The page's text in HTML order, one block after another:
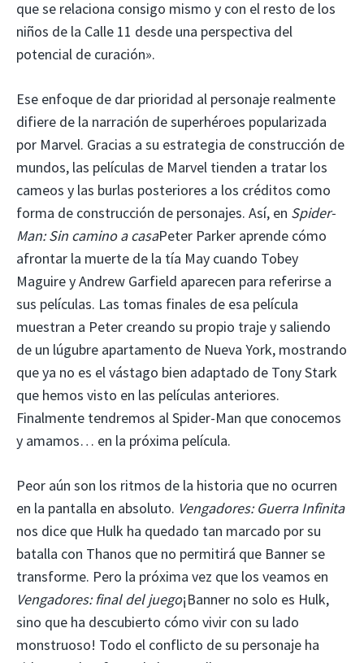
que se relaciona consigo mismo y con el resto de los
niños de la Calle 11 desde una perspectiva del
potencial de curación».
Ese enfoque de dar prioridad al personaje realmente
difiere de la narración de superhéroes popularizada
por Marvel. Gracias a su estrategia de construcción de
mundos, las películas de Marvel tienden a tratar los
cameos y las burlas posteriores a los créditos como
forma de construcción de personajes. Así, en Spider-
Man: Sin camino a casaPeter Parker aprende cómo
afrontar la muerte de la tía May cuando Tobey
Maguire y Andrew Garfield aparecen para referirse a
sus películas. Las tomas finales de esa película
muestran a Peter creando su propio traje y saliendo
de un lúgubre apartamento de Nueva York, mostrando
que ya no es el vástago bien adaptado de Tony Stark
que hemos visto en las películas anteriores.
Finalmente tendremos al Spider-Man que conocemos
y amamos… en la próxima película.
Peor aún son los ritmos de la historia que no ocurren
en la pantalla en absoluto. Vengadores: Guerra Infinita
nos dice que Hulk ha quedado tan marcado por su
batalla con Thanos que no permitirá que Banner se
transforme. Pero la próxima vez que los veamos en
Vengadores: final del juego¡Banner no solo es Hulk,
sino que ha descubierto cómo vivir con su lado
monstruoso! Todo el conflicto de su personaje ha